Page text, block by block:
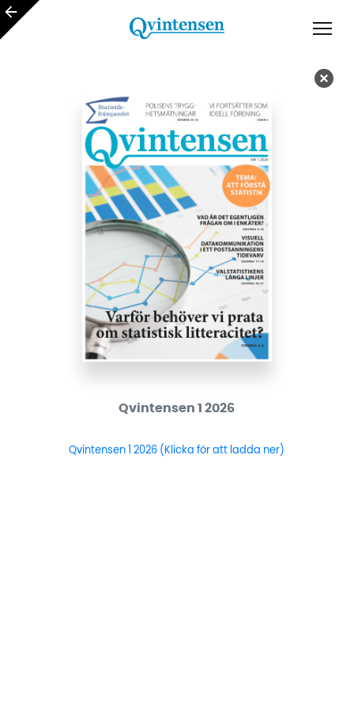
Qvintensen 1 2026
Qvintensen 1 2026 (Klicka för att ladda ner)